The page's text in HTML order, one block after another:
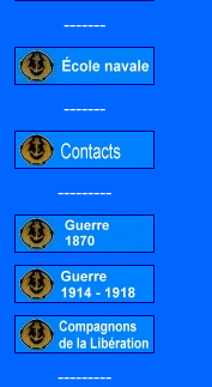
-------
-------
---------
---------